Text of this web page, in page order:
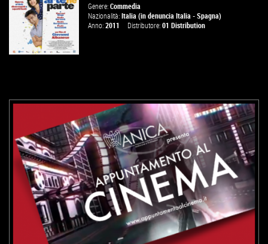
Genere:Commedia
Nazionalità:Italia (in denuncia Italia - Spagna)
Anno:2011 Distributore:01 Distribution